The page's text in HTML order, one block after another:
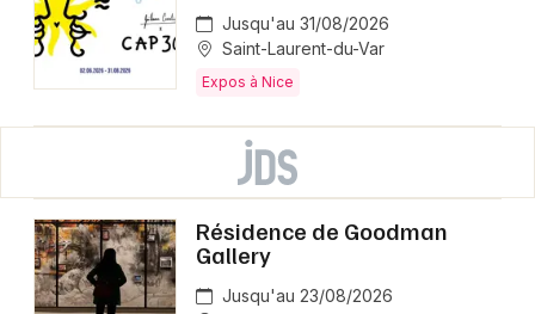
Jusqu'au 31/08/2026
Saint-Laurent-du-Var
Expos à Nice
Résidence de Goodman
Gallery
Jusqu'au 23/08/2026